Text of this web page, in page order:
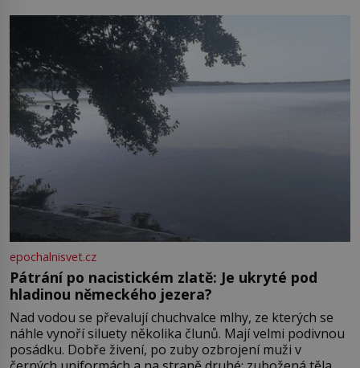
Boskovice na okraji Drahanské vrchoviny vznikla někdy
ve13. století, a už v roce 1313 kronikáři zaznamenali
epochalnisvet.cz
Pátrání po nacistickém zlatě: Je ukryté pod
hladinou německého jezera?
Nad vodou se převalují chuchvalce mlhy, ze kterých se
náhle vynoří siluety několika člunů. Mají velmi podivnou
posádku. Dobře živení, po zuby ozbrojení muži v